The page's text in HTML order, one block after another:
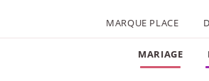
MARQUE PLACE
MARIAGE